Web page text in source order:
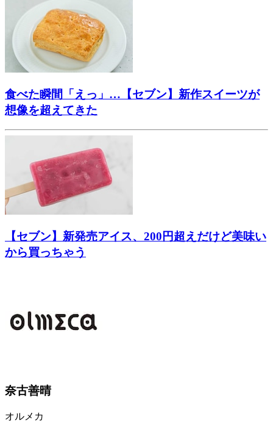
食べた瞬間「えっ」…【セブン】新作スイーツが
想像を超えてきた
【セブン】新発売アイス、200円超えだけど美味い
から買っちゃう
奈古善晴
オルメカ